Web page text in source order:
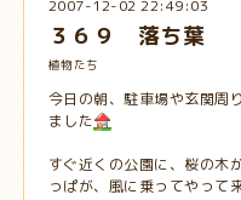
2007-12-02 22:49:03
３６９ 落ち葉
植物たち
今日の朝、駐車場や玄関周
ました
すぐ近くの公園に、桜の木
っぱが、風に乗ってやって